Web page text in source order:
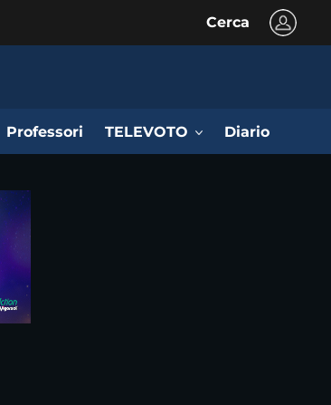
Cerca
Professori TELEVOTO Diario